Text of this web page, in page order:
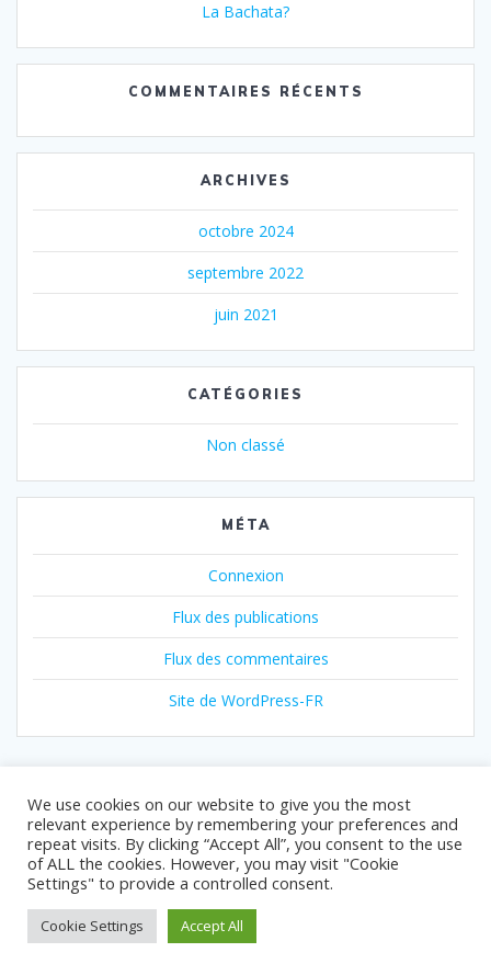
La Bachata?
COMMENTAIRES RÉCENTS
ARCHIVES
octobre 2024
septembre 2022
juin 2021
CATÉGORIES
Non classé
MÉTA
Connexion
Flux des publications
Flux des commentaires
Site de WordPress-FR
We use cookies on our website to give you the most
relevant experience by remembering your preferences and
repeat visits. By clicking “Accept All”, you consent to the use
of ALL the cookies. However, you may visit "Cookie
Settings" to provide a controlled consent.
Cookie Settings Accept All